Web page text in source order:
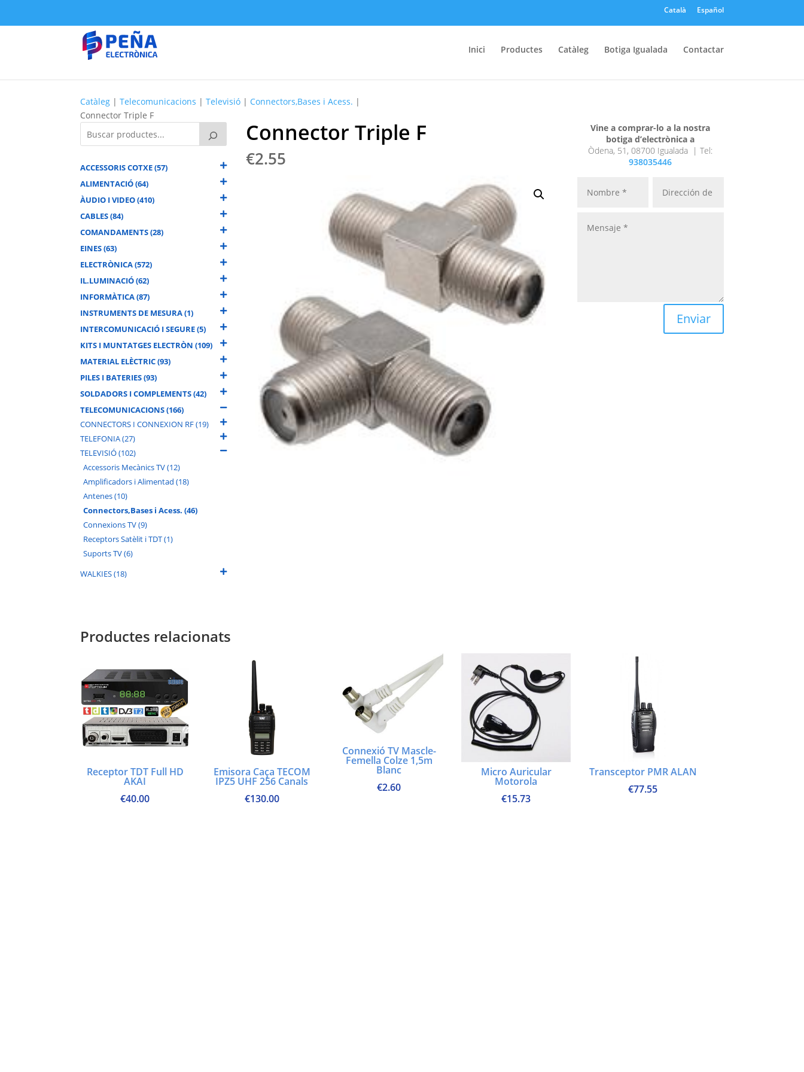
Català Español
Inici Productes Catàleg Botiga Igualada Contactar
Catàleg |Telecomunicacions |Televisió | Connectors,Bases i Acess. |
Connector Triple F
ACCESSORIS COTXE (57)
ALIMENTACIÓ (64)
ÀUDIO I VIDEO (410)
CABLES (84)
COMANDAMENTS (28)
EINES (63)
ELECTRÒNICA (572)
IL.LUMINACIÓ (62)
INFORMÀTICA (87)
INSTRUMENTS DE MESURA (1)
INTERCOMUNICACIÓ I SEGURE (5)
KITS I MUNTATGES ELECTRÒN (109)
MATERIAL ELÈCTRIC (93)
PILES I BATERIES (93)
SOLDADORS I COMPLEMENTS (42)
TELECOMUNICACIONS (166)
CONNECTORS I CONNEXION RF (19)
TELEFONIA (27)
TELEVISIÓ (102)
Accessoris Mecànics TV (12)
Amplificadors i Alimentad (18)
Antenes (10)
Connectors,Bases i Acess. (46)
Connexions TV (9)
Receptors Satèlit i TDT (1)
Suports TV (6)
WALKIES (18)
Connector Triple F
€2.55
Vine a comprar-lo a la nostra
botiga d’electrònica a
Òdena, 51, 08700 Igualada |Tel:
938035446
Enviar
Productes relacionats
Receptor TDT Full HD
AKAI
€40.00
Emisora Caça TECOM
IPZ5 UHF 256 Canals
€130.00
Connexió TV Mascle-
Femella Colze 1,5m
Blanc
€2.60
Micro Auricular
Motorola
€15.73
Transceptor PMR ALAN
€77.55